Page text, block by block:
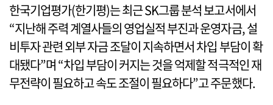
한국기업평가(한기평)는 최근 SK그룹 분석 보고서에서
“지난해 주력 계열사들의 영업실적 부진과 운영자금, 설
비투자 관련 외부 자금 조달이 지속하면서 차입 부담이 확
대됐다”며 “차입 부담이 커지는 것을 억제할 적극적인 재
무전략이 필요하고 속도 조절이 필요하다”고 주문했다.